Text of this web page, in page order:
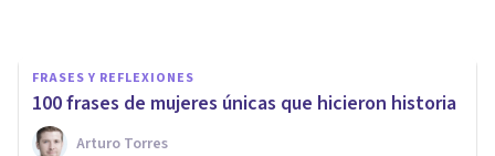
FRASES Y REFLEXIONES
100 frases de mujeres únicas que hicieron historia
Arturo Torres